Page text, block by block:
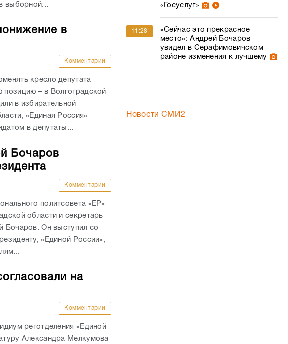
выборной...
в
Комментарии
кресло депутата
позицию – в Волгоградской
в избирательной
«Единая Россия»
в депутаты...
Бочаров
Комментарии
политсовета «ЕР»
области и секретарь
Бочаров. Он выступил со
«Единой России»,
на
Комментарии
реготделения «Единой
Александра Мелкумова
«Госуслуг»
11:28
«Сейчас это прекрасное
место»: Андрей Бочаров
увидел в Серафимовичском
районе изменения к лучшему
Новости СМИ2